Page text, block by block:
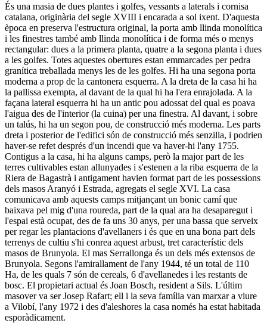
És una masia de dues plantes i golfes, vessants a laterals i cornisa
catalana, originària del segle XVIII i encarada a sol ixent. D'aquesta
època en preserva l'estructura original, la porta amb llinda monolítica
i les finestres també amb llinda monolítica i de forma més o menys
rectangular: dues a la primera planta, quatre a la segona planta i dues
a les golfes. Totes aquestes obertures estan emmarcades per pedra
granítica treballada menys les de les golfes. Hi ha una segona porta
moderna a prop de la cantonera esquerra. A la dreta de la casa hi ha
la pallissa exempta, al davant de la qual hi ha l'era enrajolada. A la
façana lateral esquerra hi ha un antic pou adossat del qual es poava
l'aigua des de l'interior (la cuina) per una finestra. Al davant, i sobre
un talús, hi ha un segon pou, de construcció més moderna. Les parts
dreta i posterior de l'edifici són de construcció més senzilla, i podrien
haver-se refet després d'un incendi que va haver-hi l'any 1755.
Contigus a la casa, hi ha alguns camps, però la major part de les
terres cultivables estan allunyades i s'estenen a la riba esquerra de la
Riera de Bagastrà i antigament havien format part de les possessions
dels masos Aranyó i Estrada, agregats el segle XVI. La casa
comunicava amb aquests camps mitjançant un bonic camí que
baixava pel mig d'una roureda, part de la qual ara ha desaparegut i
l'espai està ocupat, des de fa uns 30 anys, per una bassa que serveix
per regar les plantacions d'avellaners i és que en una bona part dels
terrenys de cultiu s'hi conrea aquest arbust, tret característic dels
masos de Brunyola. El mas Serrallonga és un dels més extensos de
Brunyola. Segons l'amirallament de l'any 1944, té un total de 110
Ha, de les quals 7 són de cereals, 6 d'avellanedes i les restants de
bosc. El propietari actual és Joan Bosch, resident a Sils. L'últim
masover va ser Josep Rafart; ell i la seva família van marxar a viure
a Vilobí, l'any 1972 i des d'aleshores la casa només ha estat habitada
esporàdicament.